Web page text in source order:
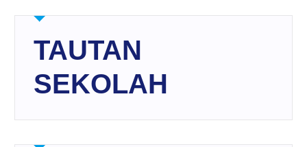
TAUTAN
SEKOLAH